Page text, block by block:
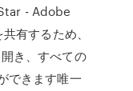
- Adobe
有するため、
き、すべての
できます唯一